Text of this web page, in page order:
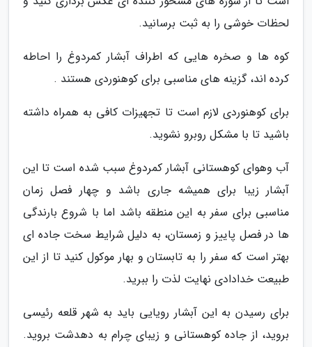
لحظات خوشی را به ثبت برسانید.
کوه ها و صخره هایی که اطراف آبشار کمردوغ را احاطه
کرده اند، گزینه های مناسبی برای کوهنوردی هستند .
برای کوهنوردی لازم است تا تجهیزات کافی به همراه داشته
باشید تا با مشکل روبرو نشوید.
آب وهوای کوهستانی آبشار کمردوغ سبب شده است تا این
آبشار زیبا برای همیشه جاری باشد و چهار فصل زمان
مناسبی برای سفر به این منطقه باشد اما با شروع بارندگی
ها در فصل پاییز و زمستان، به دلیل شرایط سخت جاده ای
بهتر است که سفر را به تابستان و بهار موکول کنید تا از این
طبیعت خدادادی نهایت لذت را ببرید.
برای رسیدن به این آبشار رویایی باید به شهر قلعه رئیسی
بروید، از جاده کوهستانی و زیبای چرام به دهدشت بروید.